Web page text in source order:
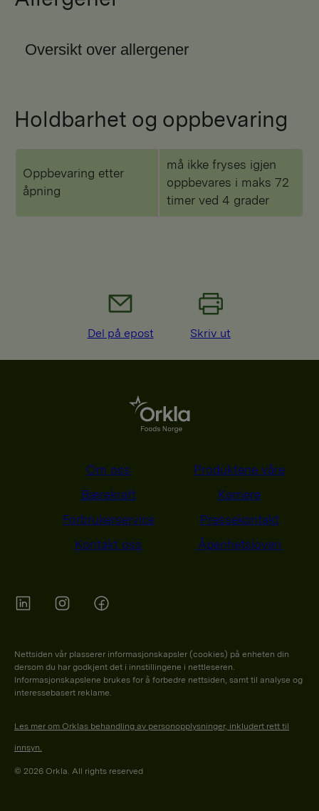
Oversikt over allergener
Holdbarhet og oppbevaring
Oppbevaring etter
åpning
må ikke fryses igjen
oppbevares i maks 72
timer ved 4 grader
Del på epost Skriv ut
Om oss
Produktene våre
Bærekraft
Karriere
Forbrukerservice
Pressekontakt
Kontakt oss
Åpenhetsloven
Nettsiden vår plasserer informasjonskapsler (cookies) på enheten din
dersom du har godkjent det i innstillingene i nettleseren.
Informasjonskapslene brukes for å forbedre nettsiden, samt til analyse og
interessebasert reklame.
Les mer om Orklas behandling av personopplysninger, inkludert rett til
innsyn.
© 2026 Orkla. All rights reserved